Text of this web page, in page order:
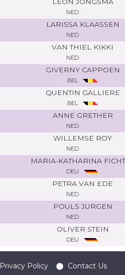
NED
LARISSA KLAASSEN
NED
VAN THIEL KIKKI
NED
GIVERNY CAPPOEN
BEL
QUENTIN GALLIERE
BEL
ANNE GRETHER
NED
WILLEMSE ROY
NED
MARIA-KATHARINA
DEU
PETRA VAN EDE
NED
POULS JURGEN
NED
OLIVER STEIN
DEU
Privacy Policy Contact Us